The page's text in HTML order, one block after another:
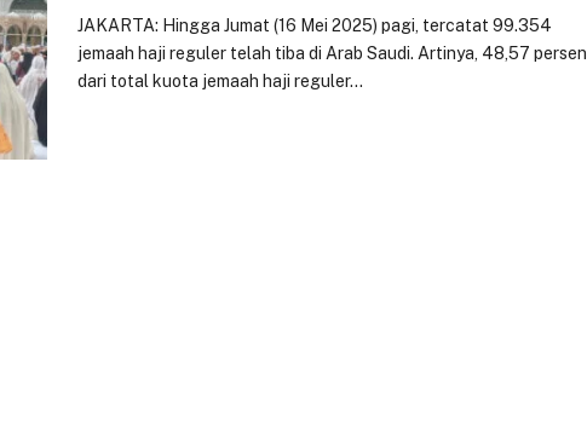
JAKARTA: Hingga Jumat (16 Mei 2025) pagi, tercatat 99.354
jemaah haji reguler telah tiba di Arab Saudi. Artinya, 48,57 persen
dari total kuota jemaah haji reguler…